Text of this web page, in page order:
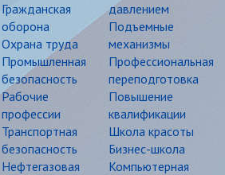
Гражданская
оборона
Охрана труда
Промышленная
безопасность
Рабочие
профессии
Транспортная
безопасность
Нефтегазовая
давлением
Подъемные
механизмы
Профессиональная
переподготовка
Повышение
квалификации
Школа красоты
Бизнес-школа
Компьютерная